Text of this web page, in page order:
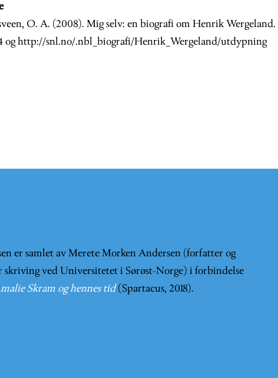
O. A. (2008). Mig selv: en biografi om Henrik
og http://snl.no/.nbl_biografi/Henrik_Wergeland/utdypning
er samlet av Merete Morken Andersen (forfatter og
ved Universitetet i Sørøst-Norge) i forbindelse
Skram og hennes tid (Spartacus, 2018).